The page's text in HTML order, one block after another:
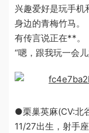
兴趣爱好是玩手机
身边的青梅竹马。
有传言说正在**。
“嗯，跟我玩一会
●栗巢英麻(CV:北
11/27出生，射手座